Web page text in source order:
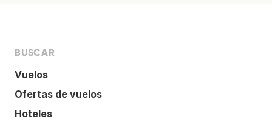
BUSCAR
Vuelos
Ofertas de vuelos
Hoteles